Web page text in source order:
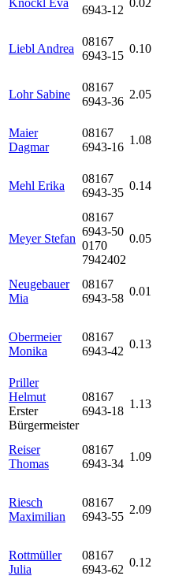
Knöckl Eva
6943-12
0.02
Liebl Andrea
08167
6943-15
0.10
Lohr Sabine
08167
6943-36
2.05
Maier
Dagmar
08167
6943-16
1.08
Mehl Erika
08167
6943-35
0.14
Meyer Stefan
08167
6943-50
0170
7942402
0.05
Neugebauer
Mia
08167
6943-58
0.01
Obermeier
Monika
08167
6943-42
0.13
Priller
Helmut
Erster
Bürgermeister
08167
6943-18
1.13
Reiser
Thomas
08167
6943-34
1.09
Riesch
Maximilian
08167
6943-55
2.09
Rottmüller
Julia
08167
6943-62
0.12